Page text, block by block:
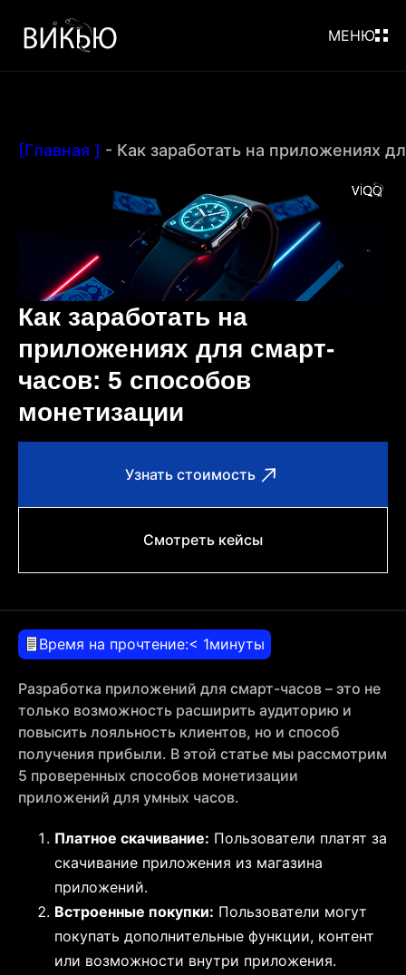
МЕНЮ
[Главная ] - Как заработать на приложениях
Как заработать на
приложениях для смарт-
часов: 5 способов
монетизации
Узнать стоимость
Смотреть кейсы
Время на прочтение:< 1минуты
Разработка приложений для смарт-часов – это не
только возможность расширить аудиторию и
повысить лояльность клиентов, но и способ
получения прибыли. В этой статье мы рассмотрим
5 проверенных способов монетизации
приложений для умных часов.
Платное скачивание: Пользователи платят за
скачивание приложения из магазина
приложений.
Встроенные покупки: Пользователи могут
покупать дополнительные функции, контент
или возможности внутри приложения.